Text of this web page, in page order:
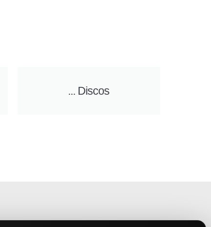
... Discos